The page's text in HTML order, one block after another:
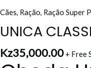
Cães, Ração, Ração Super
UNICA
Kz35,000.00 + Free